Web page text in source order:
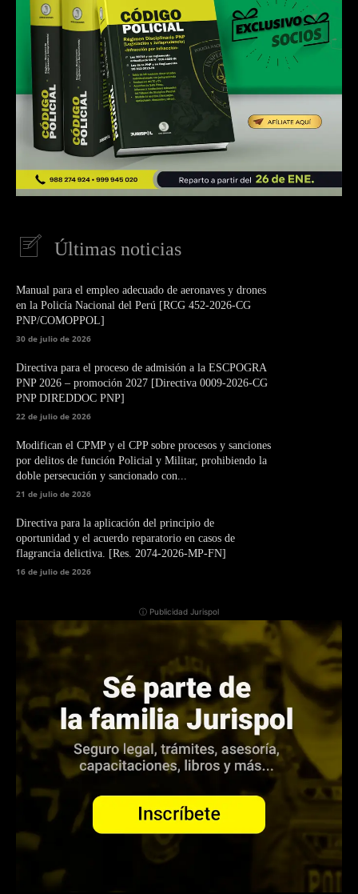
Últimas noticias
Manual para el empleo adecuado de aeronaves y drones
en la Policía Nacional del Perú [RCG 452-2026-CG
PNP/COMOPPOL]
30 de julio de 2026
Directiva para el proceso de admisión a la ESCPOGRA
PNP 2026 – promoción 2027 [Directiva 0009-2026-CG
PNP DIREDDOC PNP]
22 de julio de 2026
Modifican el CPMP y el CPP sobre procesos y sanciones
por delitos de función Policial y Militar, prohibiendo la
doble persecución y sancionado con...
21 de julio de 2026
Directiva para la aplicación del principio de
oportunidad y el acuerdo reparatorio en casos de
flagrancia delictiva. [Res. 2074-2026-MP-FN]
16 de julio de 2026
ⓘ Publicidad Jurispol